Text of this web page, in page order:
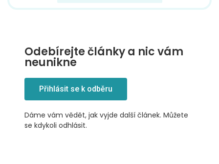
Odebírejte články a nic vám
neunikne
Přihlásit se k odběru
Dáme vám vědět, jak vyjde další článek. Můžete
se kdykoli odhlásit.